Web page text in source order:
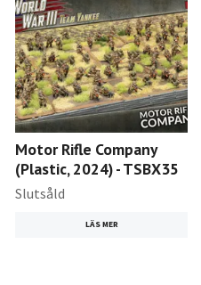
Motor Rifle Company
(Plastic, 2024) - TSBX35
Slutsåld
LÄS MER